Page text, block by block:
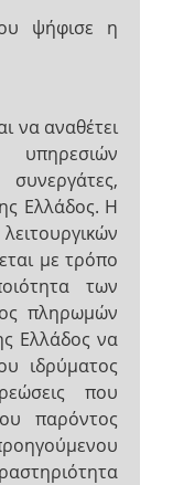
ψήφισε η
να αναθέτει
υπηρεσιών
Ελλάδος. Η
με τρόπο
των
πληρωμών
Ελλάδος να
ιδρύματος
που
παρόντος